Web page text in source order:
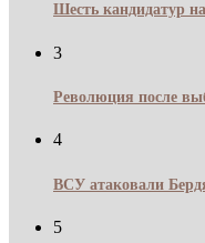
Шесть кандидатур
3
Революция после
4
ВСУ атаковали
5